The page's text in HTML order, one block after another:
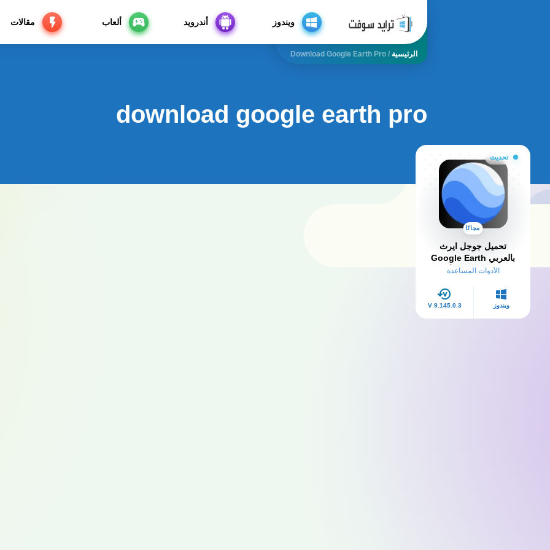
ويندوز أندرويد ألعاب مقالات
الرئيسية /
Download Google Earth Pro
download google earth pro
تحديث
مجانًا
تحميل جوجل ايرث
بالعربي Google Earth
2025 للكمبيوتر وللأندرويدالأدوات المساعدة
ويندوز V 9.145.0.3